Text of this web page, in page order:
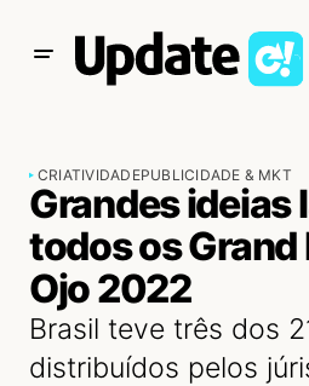
CRIATIVIDADEPUBLICIDADE & MKT
Grandes ideias
todos os Grand
Ojo 2022
Brasil teve três dos
distribuídos pelos